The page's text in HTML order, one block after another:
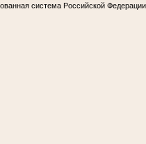
система Российской